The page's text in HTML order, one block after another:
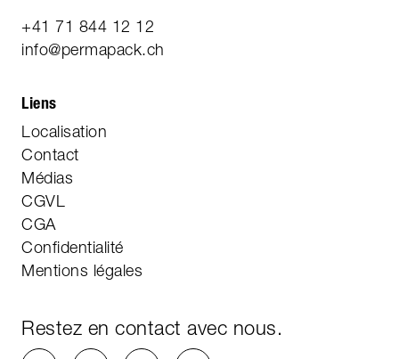
+41 71 844 12 12
info@permapack.ch
Liens
Localisation
Contact
Médias
CGVL
CGA
Confidentialité
Mentions légales
Restez en contact avec nous.